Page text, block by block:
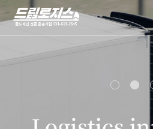
주메뉴 바로가기
컨텐츠 바로가기